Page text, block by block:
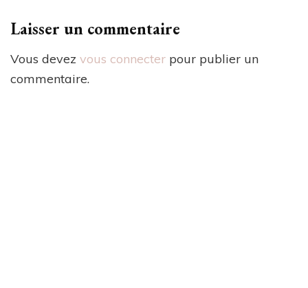
Laisser un commentaire
Vous devez vous connecter pour publier un
commentaire.